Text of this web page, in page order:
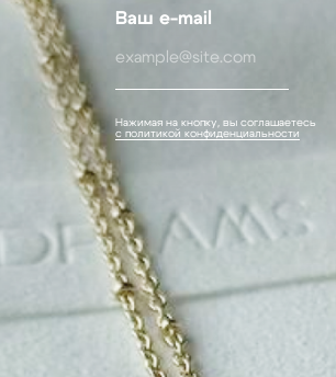
Каталог
Вернуться на главную
Серьги
Подвески